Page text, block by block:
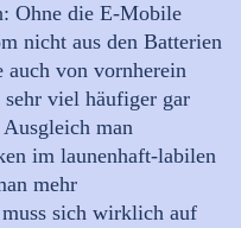
Ohne die E-Mobile
nicht aus den Batterien
auch von vornherein
sehr viel häufiger gar
man
im launenhaft-labilen
mehr
sich wirklich auf